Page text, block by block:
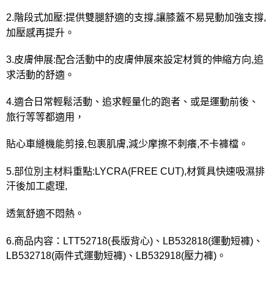
2.階段式加壓:提供雙腿舒適的支撐,讓膝蓋不易晃動加強支撐,
加壓感再提升。
3.皮膚伸展:配合活動中的皮膚伸展來設定材質的伸縮方向,追
求活動的舒適。
4.適合日常輕鬆活動、追求輕量化的跑者、或是運動前後、
旅行等等都適用，
貼心車縫機能剪接,包裹肌膚,減少摩擦不刺癢,不卡褲檔。
5.部位別主材料重點:LYCRA(FREE CUT),材質具快速吸濕排
汗後加工處理,
透氣舒適不悶熱。
6.商品内容：LTT52718(長版背心)、LB532818(運動短褲)、
LB532718(兩件式運動短褲)、LB532918(壓力褲)。